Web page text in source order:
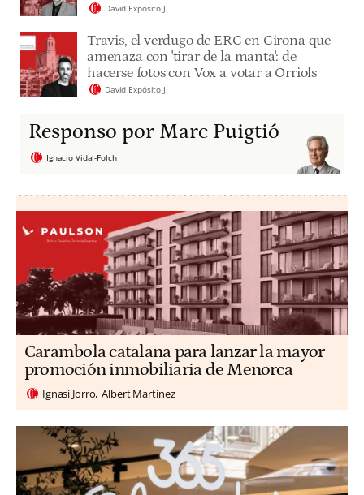
David Expósito J.
Travis, el verdugo de ERC en Girona que
amenaza con 'tirar de la manta': de
hacerse fotos con Vox a votar a Orriols
David Expósito J.
Responso por Marc Puigtió
Ignacio Vidal-Folch
Carambola catalana para lanzar la mayor
promoción inmobiliaria de Menorca
Ignasi Jorro Albert Martínez